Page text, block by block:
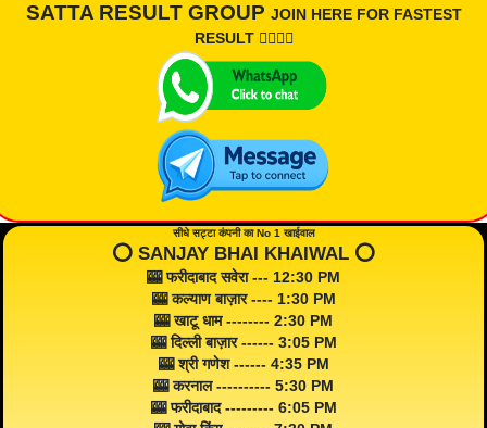
SATTA RESULT GROUP JOIN HERE FOR FASTEST
RESULT 👇🏾👇🏾
सीधे सट्टा कंपनी का No 1 खाईवाल
⭕️ SANJAY BHAI KHAIWAL ⭕️
🎰 फरीदाबाद सवेरा --- 12:30 PM
🎰 कल्याण बाज़ार ---- 1:30 PM
🎰 खाटू धाम -------- 2:30 PM
🎰 दिल्ली बाज़ार ------ 3:05 PM
🎰 श्री गणेश ------ 4:35 PM
🎰 करनाल ---------- 5:30 PM
🎰 फरीदाबाद --------- 6:05 PM